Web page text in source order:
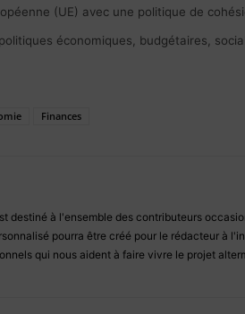
(UE) avec une politique de
économiques, budgétaires,
Finances
destiné à l'ensemble des contributeurs
pourra être créé pour le rédacteur à
qui nous aident à faire vivre le projet